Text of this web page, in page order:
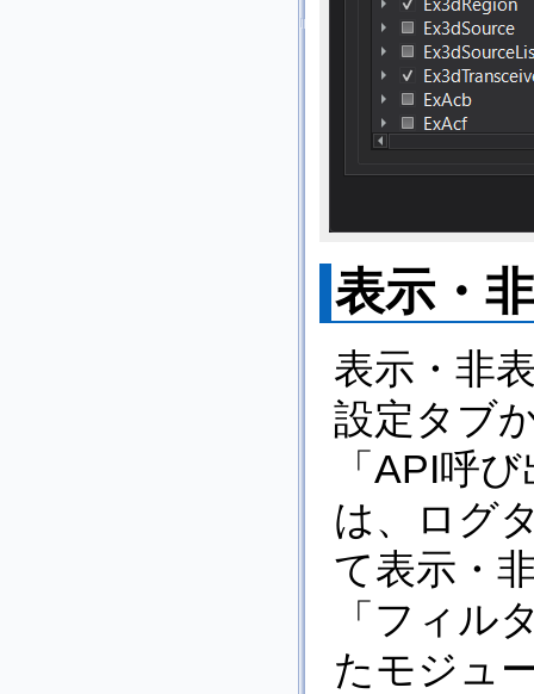
表示・
表示・非
設定タブ
「API呼
は、ログ
て表示・
「フィル
たモジュ